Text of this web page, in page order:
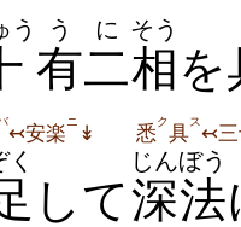
う
有
う
二
に
相
そう
を
↢安楽ニ ↡ 悉ク具ス↢三
く
して深法
じんぼう